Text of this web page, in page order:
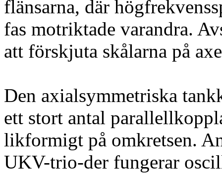
flänsarna, där
fas motriktade varandra.
att förskjuta skålarna på
Den axialsymmetriska
ett stort antal
likformigt på omkretsen.
UKV-trio-der fungerar